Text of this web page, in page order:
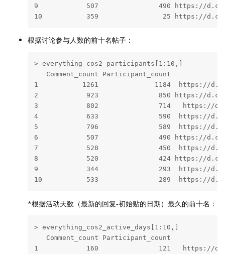
9            507               490 https://
10           359                25 https://
根据讨论参与人数的前十名帖子：
> everything_cos2_participants[1:10,]
Comment_count Participant_count
1           1261              1184  https://
2            923               850 https://
3            802               714   https://
4            633               590  https://
5            796               589  https://
6            507               490 https://
7            528               450  https://
8            520               424 https://
9            344               293  https://
10           533               289  https://
*根据活动天数（最新的回复-初始贴的日期）最久的前十名：
> everything_cos2_active_days[1:10,]
Comment_count Participant_count
1            160               121   https://